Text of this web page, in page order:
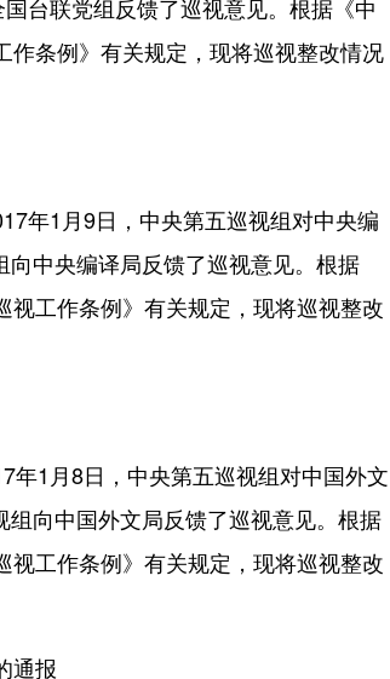
台联党组反馈了巡视意见。根据《中
条例》有关规定，现将巡视整改情况
年1月9日，中央第五巡视组对中央编
中央编译局反馈了巡视意见。根据
视工作条例》有关规定，现将巡视整改
1月8日，中央第五巡视组对中国外文
向中国外文局反馈了巡视意见。根据
视工作条例》有关规定，现将巡视整改
通报